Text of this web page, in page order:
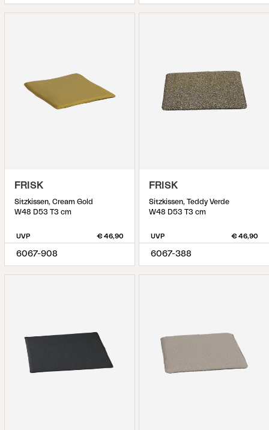
FRISK
Sitzkissen, Cream Gold
W48 D53 T3 cm
UVP € 46,90
6067-908
FRISK
Sitzkissen, Teddy Verde
W48 D53 T3 cm
UVP € 46,90
6067-388